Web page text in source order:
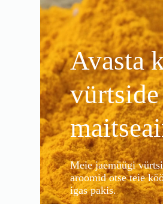
Avasta
Meie jaemüügi
aroomid otse teie
igas pakis.